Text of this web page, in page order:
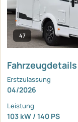
47
Fahrzeugdetails
Erstzulassung
04/2026
Leistung
103 kW / 140 PS